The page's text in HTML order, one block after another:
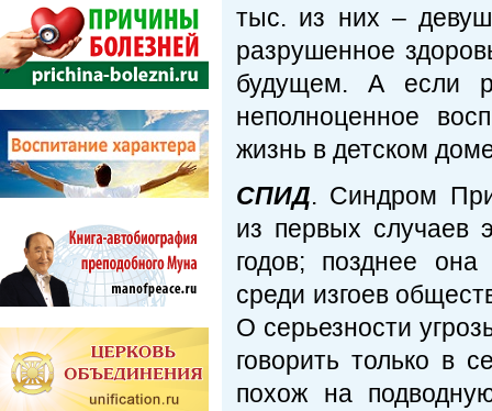
тыс. из них –
разрушенное
будущем. А если
неполноценное
жизнь в детском
СПИД. Синдром
из первых случаев
годов; позднее
среди изгоев
О серьезности
говорить только в
похож на